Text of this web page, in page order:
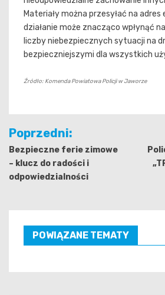
Materiały można przesyłać na adres
działanie może znacząco wpłynąć
liczby niebezpiecznych sytuacji na
bezpieczniejszymi dla wszystkich
Źródło: Komenda Powiatowa Policji w Jaworze
Nawigacja
wpisu
Poprzedni:
Bezpieczne ferie zimowe
– klucz do radości i
odpowiedzialności
POWIĄZANE TEMATY